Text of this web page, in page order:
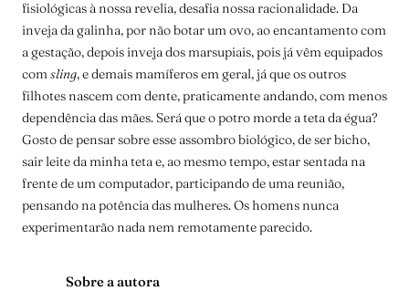
fisiológicas à nossa revelia, desafia nossa racionalidade. Da
inveja da galinha, por não botar um ovo, ao encantamento com
a gestação, depois inveja dos marsupiais, pois já vêm equipados
comsling, e demais mamíferos em geral, já que os outros
filhotes nascem com dente, praticamente andando, com menos
dependência das mães. Será que o potro morde a teta da égua?
Gosto de pensar sobre esse assombro biológico, de ser bicho,
sair leite da minha teta e, ao mesmo tempo, estar sentada na
frente de um computador, participando de uma reunião,
pensando na potência das mulheres. Os homens nunca
experimentarão nada nem remotamente parecido.
Sobre a autora